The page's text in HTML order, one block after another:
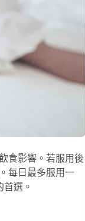
食影響。若服用後
每日最多服用一
首選。